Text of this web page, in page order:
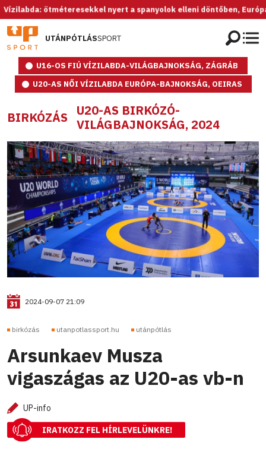
ötméteresekkel nyert a spanyolok elleni döntőben, Európa-
UTÁNPÓTLÁSSPORT
U16-OS FIÚ VÍZILABDA-VILÁGBAJNOKSÁG, ZÁGRÁB
U20-AS NŐI VÍZILABDA EURÓPA-BAJNOKSÁG, OEIRAS
BIRKÓZÁS
U20-AS BIRKÓZÓ-
VILÁGBAJNOKSÁG, 2024
2024-09-07 21:09
birkózás utanpotlassport.hu utánpótlás
Arsunkaev Musza
vigaszágas az U20-as vb-n
UP-info
IRATKOZZ FEL HÍRLEVELÜNKRE!